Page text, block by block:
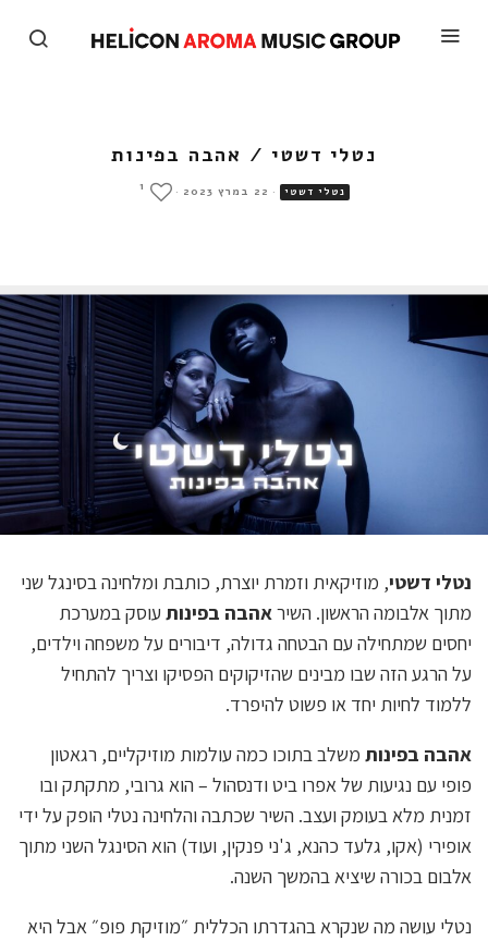
נטלי דשטי / אהבה בפינות
נטלי דשטי · 22 במרץ 2023 ·
1
נטלי דשטי, מוזיקאית וזמרת יוצרת, כותבת ומלחינה בסינגל שני
מתוך אלבומה הראשון. השיראהבה בפינות עוסק במערכת
יחסים שמתחילה עם הבטחה גדולה, דיבורים על משפחה וילדים,
על הרגע הזה שבו מבינים שהזיקוקים הפסיקו וצריך להתחיל
ללמוד לחיות יחד או פשוט להיפרד.
אהבה בפינות משלב בתוכו כמה עולמות מוזיקליים, רגאטון
פופי עם נגיעות של אפרו ביט ודנסהול – הוא גרובי, מתקתק ובו
זמנית מלא בעומק ועצב. השיר שכתבה והלחינה נטלי הופק על ידי
אופירי (אקו, גלעד כהנא, ג'ני פנקין, ועוד) הוא הסינגל השני מתוך
אלבום בכורה שיציא בהמשך השנה.
נטלי עושה מה שנקרא בהגדרתו הכללית ״מוזיקת פופ״ אבל היא